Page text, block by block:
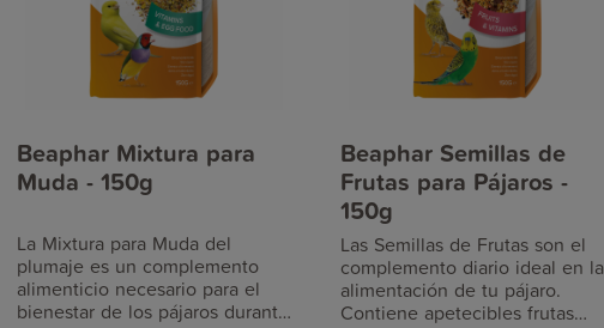
Beaphar Mixtura para
Muda - 150g
La Mixtura para Muda del
plumaje es un complemento
alimenticio necesario para el
bienestar de los pájaros durante
Beaphar Semillas de
Frutas para Pájaros -
150g
Las Semillas de Frutas son el
complemento diario ideal en la
alimentación de tu pájaro.
Contiene apetecibles frutas